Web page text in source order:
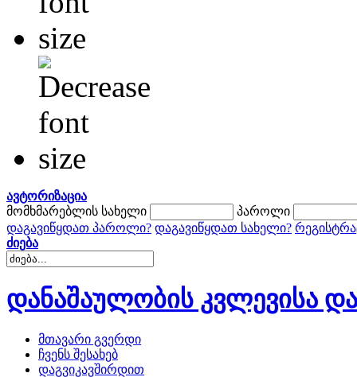
ავტორიზაცია
მომხმარებლის სახელი
პაროლი
დაგავიწყდათ პაროლი? დაგავიწყდათ სახელი?
ძიება
დანაშაულობის კვლევისა
მთავარი გვერდი
ჩვენს შესახებ
დაგვიკავშირდით